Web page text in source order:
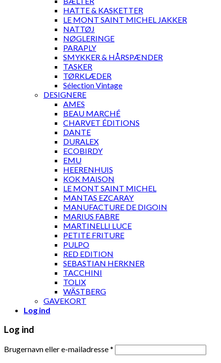
HATTE & KASKETTER
LE MONT SAINT MICHEL JAKKER
NATTØJ
NØGLERINGE
PARAPLY
SMYKKER & HÅRSPÆNDER
TASKER
TØRKLÆDER
Sélection Vintage
DESIGNERE
AMES
BEAU MARCHÉ
CHARVET ÉDITIONS
DANTE
DURALEX
ECOBIRDY
EMU
HEERENHUIS
KOK MAISON
LE MONT SAINT MICHEL
MANTAS EZCARAY
MANUFACTURE DE DIGOIN
MARIUS FABRE
MARTINELLI LUCE
PETITE FRITURE
PULPO
RED EDITION
SEBASTIAN HERKNER
TACCHINI
TOLIX
WÄSTBERG
GAVEKORT
Log ind
Log ind
Brugernavn eller e-mailadresse*